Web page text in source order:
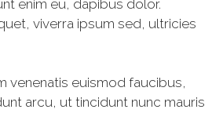
enim eu, dapibus dolor.
viverra ipsum sed, ultricies
venenatis euismod faucibus,
arcu, ut tincidunt nunc mauris